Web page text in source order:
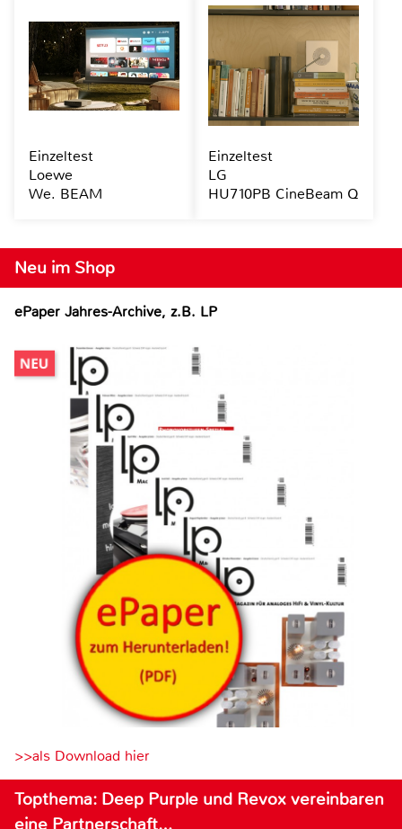
Neu im Shop
ePaper Jahres-Archive, z.B. LP
>>als Download hier
Topthema: Deep Purple und Revox vereinbaren
eine Partnerschaft…
Einzeltest
Loewe
We. BEAM
Einzeltest
LG
HU710PB CineBeam Q